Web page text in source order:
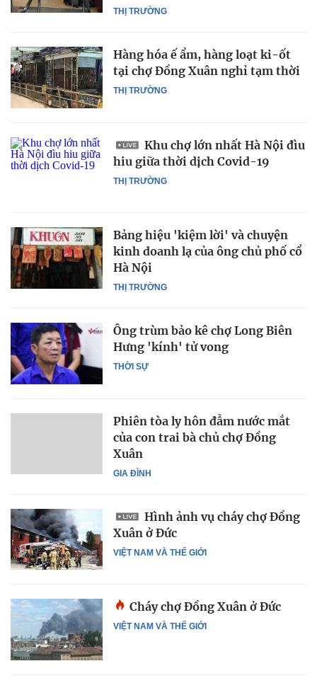
THỊ TRƯỜNG
THỊ TRƯỜNG
Hàng hóa ế ẩm, hàng loạt ki-ốt
tại chợ Đồng Xuân nghỉ tạm thời
THỊ TRƯỜNG
Khu chợ lớn nhất Hà Nội đìu
hiu giữa thời dịch Covid-19
THỊ TRƯỜNG
Bảng hiệu 'kiệm lời' và chuyện
kinh doanh lạ của ông chủ phố cổ
Hà Nội
THỜI SỰ
Ông trùm bảo kê chợ Long Biên
Hưng 'kính' tử vong
GIA ĐÌNH
Phiên tòa ly hôn đẫm nước mắt
của con trai bà chủ chợ Đồng
Xuân
VIỆT NAM VÀ THẾ GIỚI
Hình ảnh vụ cháy chợ Đồng
Xuân ở Đức
VIỆT NAM VÀ THẾ GIỚI
Cháy chợ Đồng Xuân ở Đức